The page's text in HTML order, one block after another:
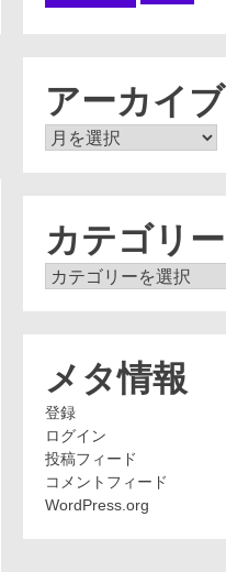
アーカイブ
ア
カテゴリー
カ
メタ情報
登録
ログイン
投稿フィード
コメントフィード
WordPress.org